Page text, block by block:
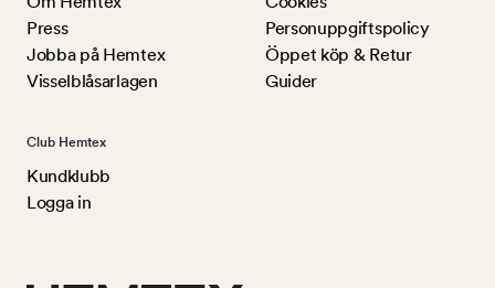
Press
Jobba på Hemtex
Visselblåsarlagen
Personuppgiftspolicy
Öppet köp & Retur
Guider
Club Hemtex
Kundklubb
Logga in